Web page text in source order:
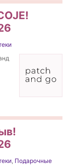
, Подарочные